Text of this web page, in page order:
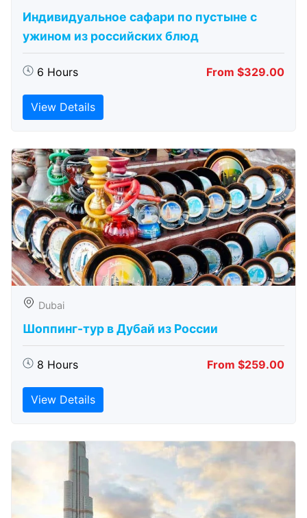
Индивидуальное сафари по пустыне с
ужином из российских блюд
6 Hours From $329.00
View Details
Dubai
Шоппинг-тур в Дубай из России
8 Hours From $259.00
View Details